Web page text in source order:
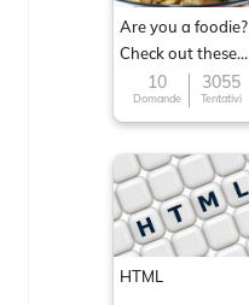
Are you a foodie?
Check out these
Famous cuisines
around the World
10
Domande
3055
Tentativi
HTML